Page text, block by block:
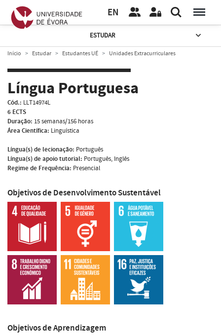
EN
ESTUDAR
Início Estudar Estudantes UÉ Unidades Extracurriculares
Língua Portuguesa
Cód.: LLT14974L
6 ECTS
Duração: 15 semanas/156 horas
Área Científica: Linguística
Língua(s) de lecionação: Português
Língua(s) de apoio tutorial: Português, Inglês
Regime de Frequência: Presencial
Objetivos de Desenvolvimento Sustentável
Objetivos de Aprendizagem